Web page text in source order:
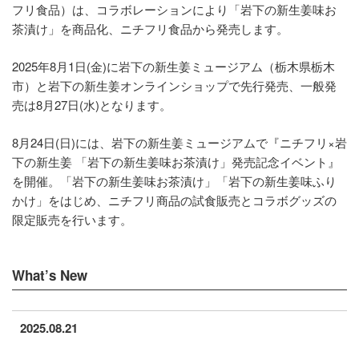
フリ食品）は、コラボレーションにより「岩下の新生姜味お
茶漬け」を商品化、ニチフリ食品から発売します。
2025年8月1日(金)に岩下の新生姜ミュージアム（栃木県栃木
市）と岩下の新生姜オンラインショップで先行発売、一般発
売は8月27日(水)となります。
8月24日(日)には、岩下の新生姜ミュージアムで『ニチフリ×岩
下の新生姜 「岩下の新生姜味お茶漬け」発売記念イベント』
を開催。「岩下の新生姜味お茶漬け」「岩下の新生姜味ふり
かけ」をはじめ、ニチフリ商品の試食販売とコラボグッズの
限定販売を行います。
What’s New
2025.08.21